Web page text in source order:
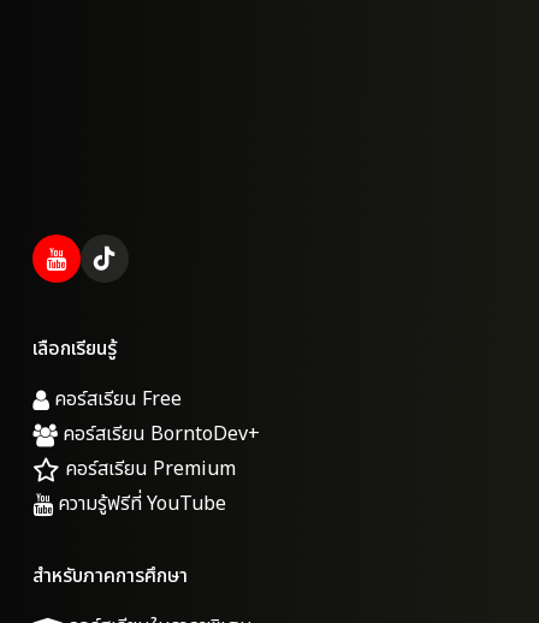
เลือกเรียนรู้
คอร์สเรียน Free
คอร์สเรียน BorntoDev+
คอร์สเรียน Premium
ความรู้ฟรีที่ YouTube
สำหรับภาคการศึกษา